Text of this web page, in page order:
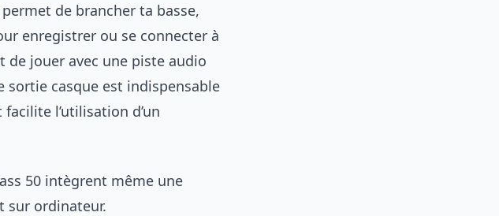
de brancher ta basse,
enregistrer ou se connecter à
de jouer avec une piste audio
sortie casque est indispensable
l’utilisation d’un
50 intègrent même une
sur ordinateur.